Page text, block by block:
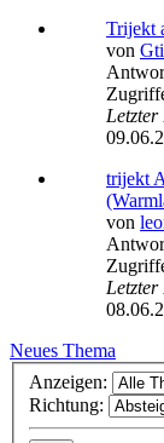
Trijekt
von
trijekt
von
Neues Thema
Anzeigen:
Richtung: